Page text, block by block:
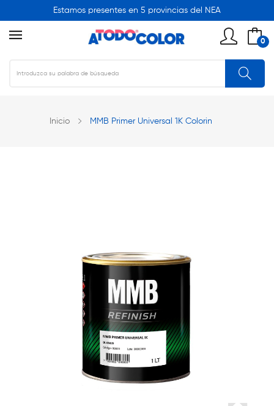
Estamos presentes en 5 provincias del NEA
0
Inicio MMB Primer Universal 1K Colorin